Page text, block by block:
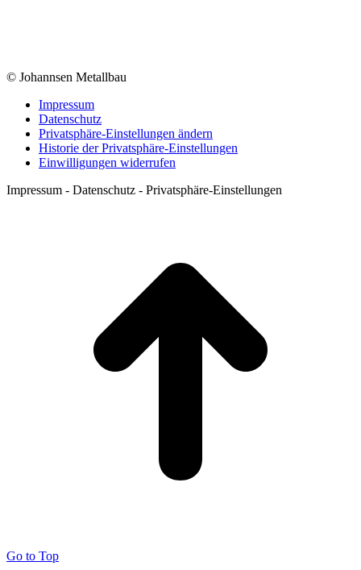
© Johannsen Metallbau
Impressum
Datenschutz
Privatsphäre-Einstellungen ändern
Historie der Privatsphäre-Einstellungen
Einwilligungen widerrufen
Impressum - Datenschutz - Privatsphäre-Einstellungen
Go to Top